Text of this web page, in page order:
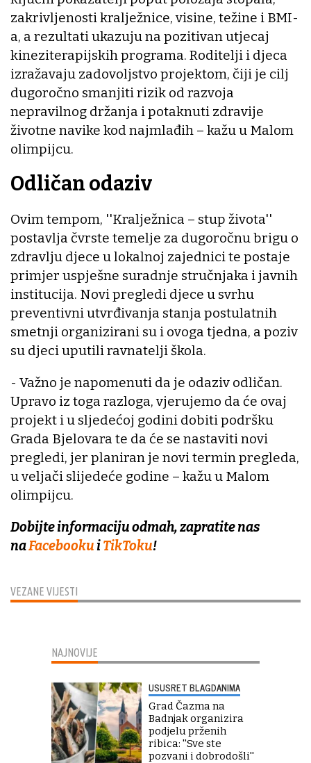
VEZANE VIJESTI
zakrivljenosti kralježnice, visine, težine i BMI-
a, a rezultati ukazuju na pozitivan utjecaj
kineziterapijskih programa. Roditelji i djeca
izražavaju zadovoljstvo projektom, čiji je cilj
dugoročno smanjiti rizik od razvoja
nepravilnog držanja i potaknuti zdravije
životne navike kod najmlađih – kažu u Malom
olimpijcu.
Odličan odaziv
Ovim tempom, ''Kralježnica – stup života''
postavlja čvrste temelje za dugoročnu brigu o
zdravlju djece u lokalnoj zajednici te postaje
primjer uspješne suradnje stručnjaka i javnih
institucija. Novi pregledi djece u svrhu
preventivni utvrđivanja stanja postulatnih
smetnji organizirani su i ovoga tjedna, a poziv
su djeci uputili ravnatelji škola.
- Važno je napomenuti da je odaziv odličan.
Upravo iz toga razloga, vjerujemo da će ovaj
projekt i u sljedećoj godini dobiti podršku
Grada Bjelovara te da će se nastaviti novi
pregledi, jer planiran je novi termin pregleda,
u veljači slijedeće godine – kažu u Malom
olimpijcu.
Dobijte informaciju odmah, zapratite nas
naFacebookuiTikToku!
NAJNOVIJE
USUSRET BLAGDANIMA
Grad Čazma na
Badnjak organizira
podjelu prženih
ribica: ''Sve ste
pozvani i dobrodošli''